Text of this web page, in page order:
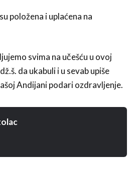
položena i uplaćena na
svima na učešću u ovoj
da ukabuli i u sevab upiše
Andijani podari ozdravljenje.